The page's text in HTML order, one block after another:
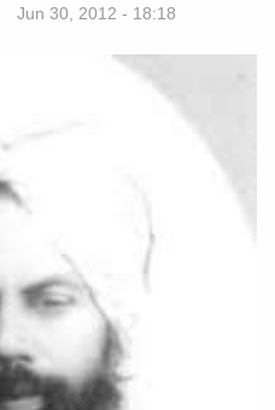
Jun 30, 2012 - 18:18